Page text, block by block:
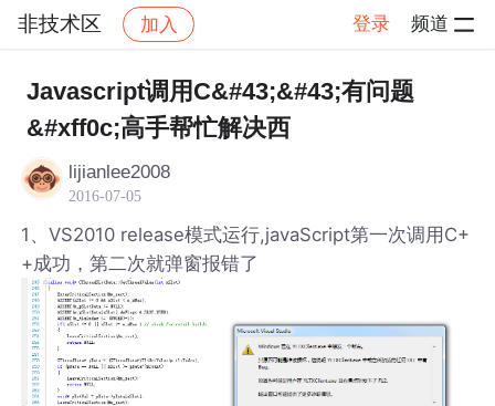
非技术区 加入 登录 频道
社区 非技术区
Javascript调用C&#43;&#43;有问题
&#xff0c;高手帮忙解决西
lijianlee2008
2016-07-05
1、VS2010 release模式运行,javaScript第一次调用C+
+成功，第二次就弹窗报错了